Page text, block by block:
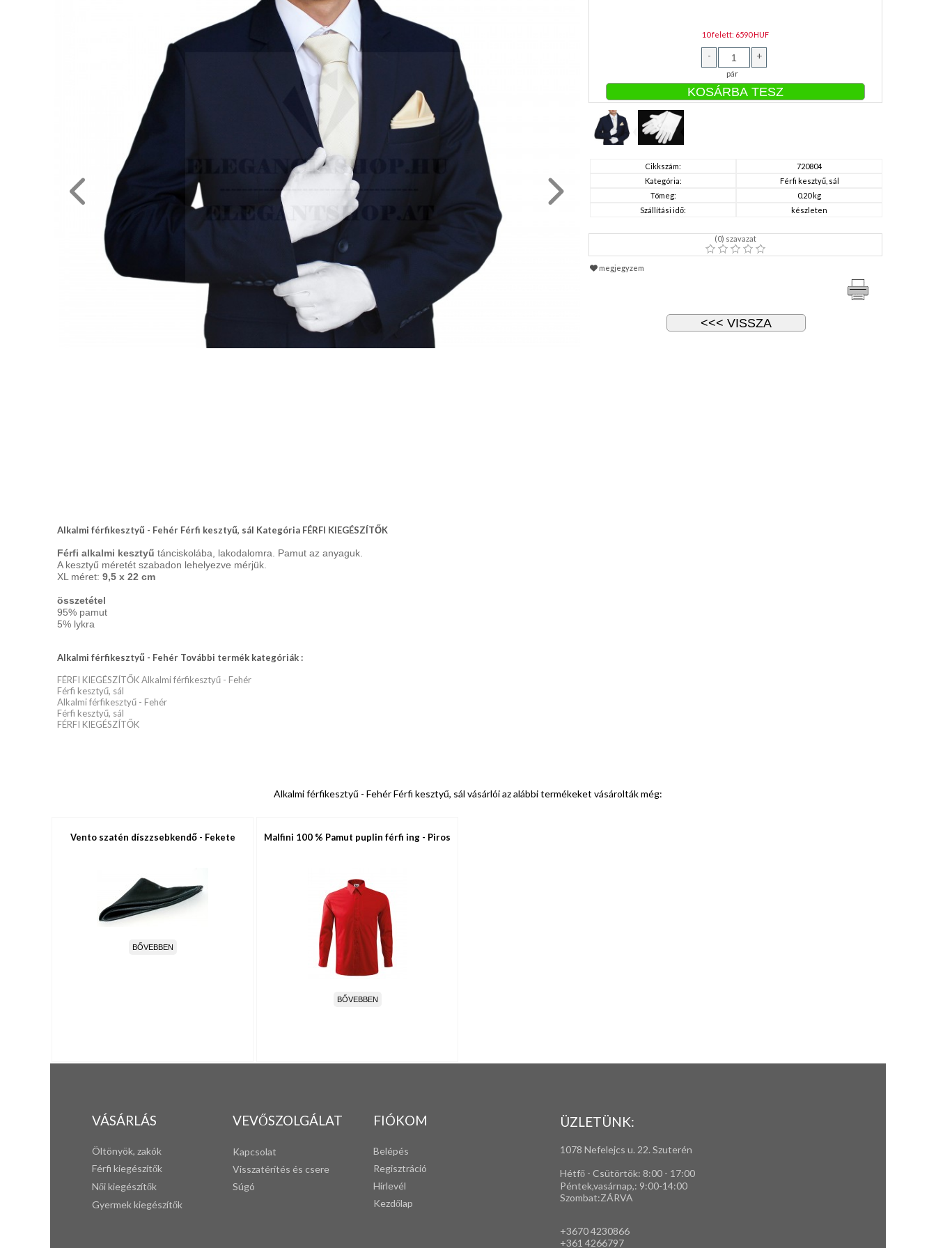
DÍSZDOBOZOS
TERMÉKEK
ÉRKEZETT!
BALLAGÁSRA
10 felett: 6590 HUF
- +
pár
Cikkszám:
720804
Kategória:
Férfi kesztyű, sál
Tömeg:
0.20 kg
Szállítási idő:
készleten
(0) szavazat
megjegyzem
Alkalmi férfikesztyű - Fehér Férfi kesztyű, sál Kategória FÉRFI KIEGÉSZÍTŐK
Férfi alkalmi kesztyű tánciskolába, lakodalomra. Pamut az anyaguk.
A kesztyű méretét szabadon lehelyezve mérjük.
XL méret: 9,5 x 22 cm
összetétel
95% pamut
5% lykra
Alkalmi férfikesztyű - Fehér További termék kategóriák :
FÉRFI KIEGÉSZÍTŐK Alkalmi férfikesztyű - Fehér
Férfi kesztyű, sál
Alkalmi férfikesztyű - Fehér
Férfi kesztyű, sál
FÉRFI KIEGÉSZÍTŐK
Alkalmi férfikesztyű - Fehér Férfi kesztyű, sál vásárlói az alábbi termékeket vásárolták még:
Vento szatén díszzsebkendő - Fekete
BŐVEBBEN
Malfini 100 % Pamut puplin férfi ing - Piros
BŐVEBBEN
VÁSÁRLÁS
Öltönyök, zakók
Férfi kiegészítők
Női kiegészítők
Gyermek kiegészítők
VEVŐSZOLGÁLAT
Kapcsolat
Visszatérítés és csere
Súgó
FIÓKOM
Belépés
Regisztráció
Hírlevél
Kezdőlap
ÜZLETÜNK:
1078 Nefelejcs u. 22. Szuterén
Hétfő - Csütörtök: 8:00 - 17:00
Péntek,vasárnap,: 9:00-14:00
Szombat:ZÁRVA
+3670 4230866
+361 4266797